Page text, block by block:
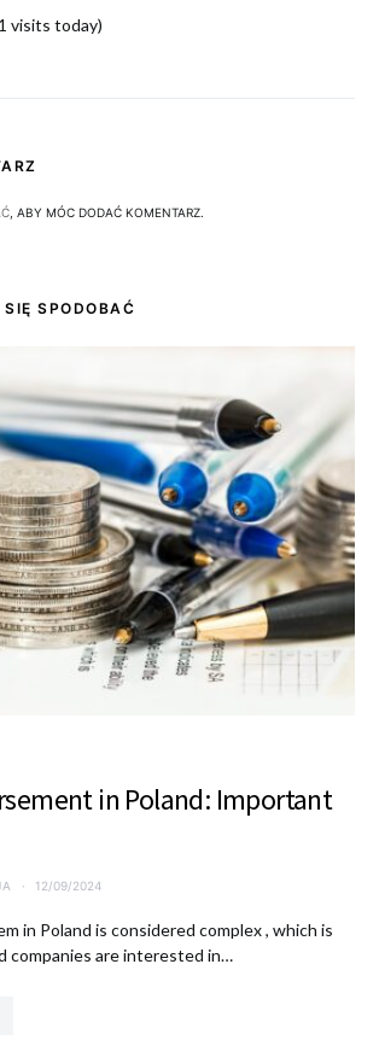
visits today)
, ABY MÓC DODAĆ KOMENTARZ.
SPODOBAĆ
in Poland: Important
12/09/2024
in Poland is considered complex , which is
companies are interested in…